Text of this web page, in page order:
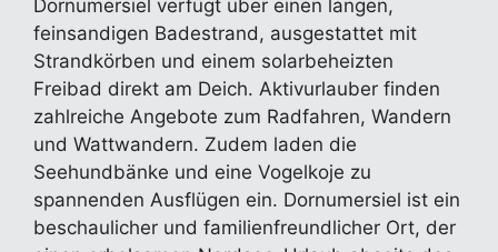
Dornumersiel verfügt über einen langen,
feinsandigen Badestrand, ausgestattet mit
Strandkörben und einem solarbeheizten
Freibad direkt am Deich. Aktivurlauber finden
zahlreiche Angebote zum Radfahren, Wandern
und Wattwandern. Zudem laden die
Seehundbänke und eine Vogelkoje zu
spannenden Ausflügen ein. Dornumersiel ist ein
beschaulicher und familienfreundlicher Ort, der